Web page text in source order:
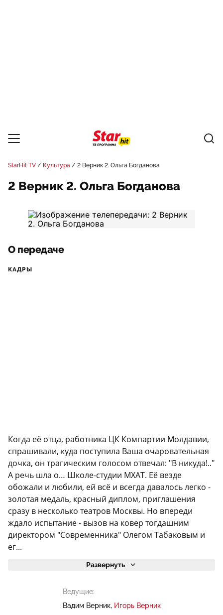
StarHit TV Культура 2 Верник 2. Ольга Богданова
2 Верник 2. Ольга Богданова
О передаче
КАДРЫ
Когда её отца, работника ЦК Компартии Молдавии,
спрашивали, куда поступила Ваша очаровательная
дочка, он трагическим голосом отвечал: "В никуда!.."
А речь шла о… Школе-студии МХАТ. Её везде
обожали и любили, ей всё и всегда давалось легко -
золотая медаль, красный диплом, приглашения
сразу в несколько театров Москвы. Но впереди
ждало испытание - вызов на ковер тогдашним
директором "Современника" Олегом Табаковым и
ег...
Развернуть
Ведущие:
Вадим Верник Игорь Верник